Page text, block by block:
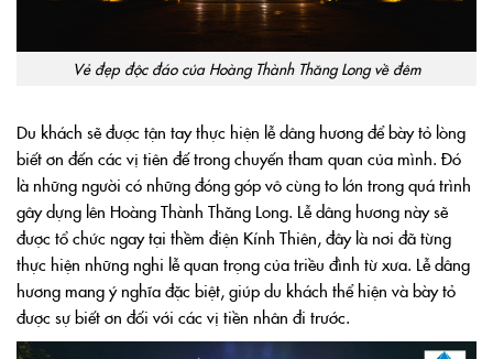
Vẻ đẹp độc đáo của Hoàng Thành Thăng Long về đêm
Du khách sẽ được tận tay thực hiện lễ dâng hương để bày tỏ lòng
biết ơn đến các vị tiên đế trong chuyến tham quan của mình. Đó
là những người có những đóng góp vô cùng to lớn trong quá trình
gây dựng lên Hoàng Thành Thăng Long. Lễ dâng hương này sẽ
được tổ chức ngay tại thềm điện Kính Thiên, đây là nơi đã từng
thực hiện những nghi lễ quan trọng của triều đình từ xưa. Lễ dâng
hương mang ý nghĩa đặc biệt, giúp du khách thể hiện và bày tỏ
được sự biết ơn đối với các vị tiền nhân đi trước.